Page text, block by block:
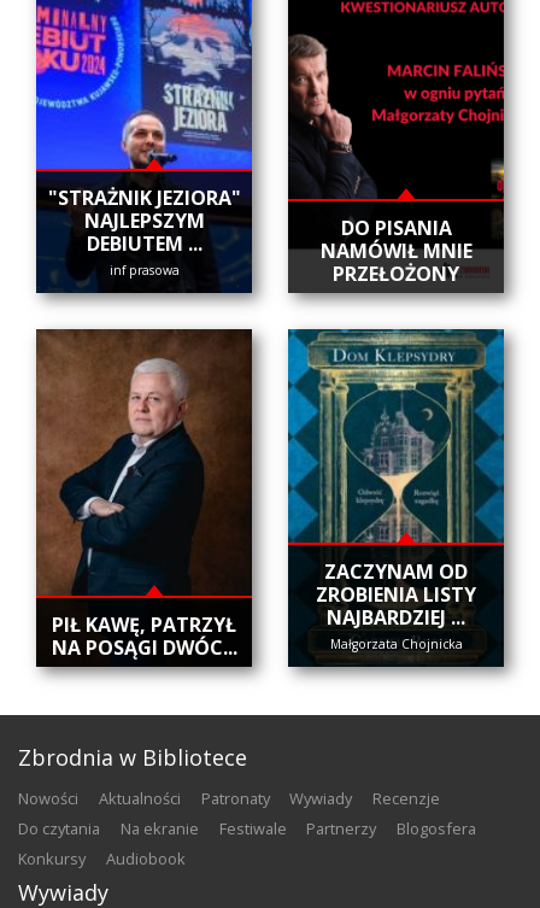
"STRAŻNIK JEZIORA"
NAJLEPSZYM
DEBIUTEM ...
inf prasowa
DO PISANIA
NAMÓWIŁ MNIE
PRZEŁOŻONY
​PIŁ KAWĘ, PATRZYŁ
NA POSĄGI DWÓC...
ZACZYNAM OD
ZROBIENIA LISTY
NAJBARDZIEJ ...
Małgorzata Chojnicka
Zbrodnia w Bibliotece
nowości aktualności patronaty wywiady
recenzje
do czytania
na ekranie festiwale partnerzy
blogosfera
konkursy
audiobook
Wywiady